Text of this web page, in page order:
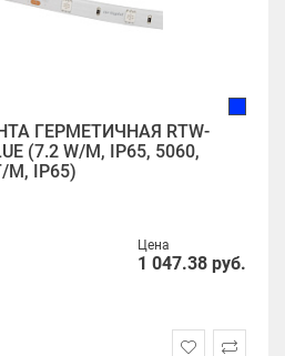
ГЕРМЕТИЧНАЯ RTW-
(7.2 W/M, IP65, 5060,
М, IP65)
Цена
1 047.38 руб.